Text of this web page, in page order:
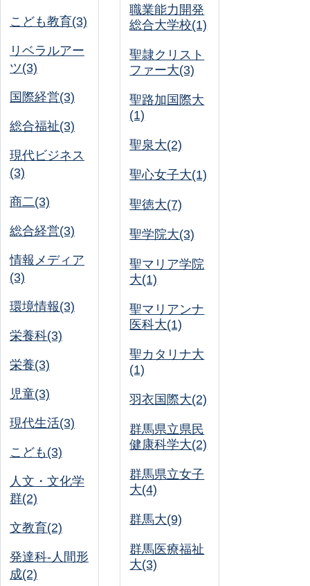
こども教育(3)
リベラルアー
ツ(3)
国際経営(3)
総合福祉(3)
現代ビジネス
(3)
商二(3)
総合経営(3)
情報メディア
(3)
環境情報(3)
栄養科(3)
栄養(3)
児童(3)
現代生活(3)
こども(3)
人文・文化学
群(2)
文教育(2)
発達科-人間形
成(2)
職業能力開発
総合大学校(1)
聖隷クリスト
ファー大(3)
聖路加国際大
(1)
聖泉大(2)
聖心女子大(1)
聖徳大(7)
聖学院大(3)
聖マリア学院
大(1)
聖マリアンナ
医科大(1)
聖カタリナ大
(1)
羽衣国際大(2)
群馬県立県民
健康科学大(2)
群馬県立女子
大(4)
群馬大(9)
群馬医療福祉
大(3)